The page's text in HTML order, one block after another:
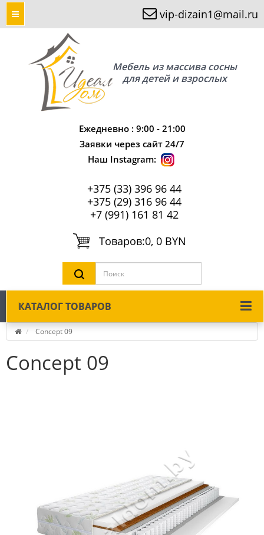
vip-dizain1@mail.ru
Мебель из массива сосны
для детей и взрослых
Ежедневно : 9:00 - 21:00
Заявки через сайт 24/7
Наш Instagram:
+375 (33) 396 96 44
+375 (29) 316 96 44
+7 (991) 161 81 42
Tоваров:0, 0 BYN
КАТАЛОГ ТОВАРОВ
Concept 09
Concept 09